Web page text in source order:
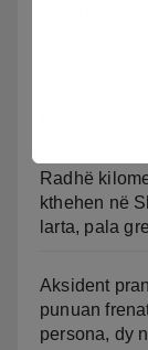
Radhë
kthehen në
larta, pala
Aksident
punuan
persona, dy